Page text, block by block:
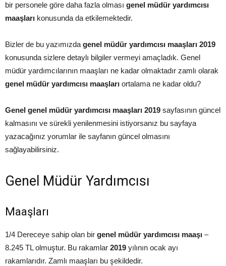
bir personele göre daha fazla olması genel müdür yardımcısı
maaşları konusunda da etkilemektedir.
Bizler de bu yazımızda genel müdür yardımcısı maaşları 2019
konusunda sizlere detaylı bilgiler vermeyi amaçladık. Genel
müdür yardımcılarının maaşları ne kadar olmaktadır zamlı olarak
genel müdür yardımcısı maaşları ortalama ne kadar oldu?
Genel genel müdür yardımcısı maaşları 2019 sayfasının güncel
kalmasını ve sürekli yenilenmesini istiyorsanız bu sayfaya
yazacağınız yorumlar ile sayfanın güncel olmasını
sağlayabilirsiniz.
Genel Müdür Yardımcısı
Maaşları
1/4 Dereceye sahip olan bir genel müdür yardımcısı maaşı –
8.245 TL olmuştur. Bu rakamlar 2019 yılının ocak ayı
rakamlarıdır. Zamlı maaşları bu şekildedir.